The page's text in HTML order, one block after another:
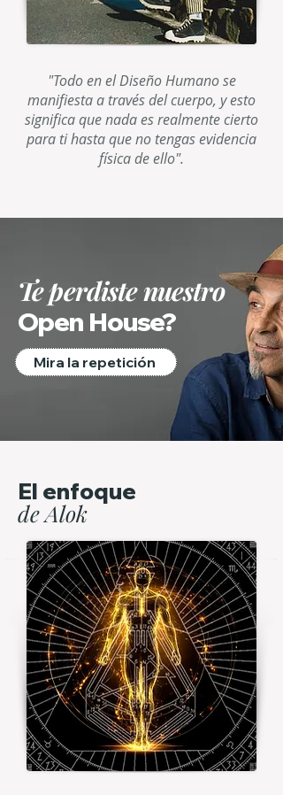
"Todo en el Diseño Humano se
manifiesta a través del cuerpo, y esto
significa que nada es realmente cierto
para ti hasta que no tengas evidencia
física de ello".
Te perdiste nuestro
Open House?
Mira la repetición
El enfoque
de Alok